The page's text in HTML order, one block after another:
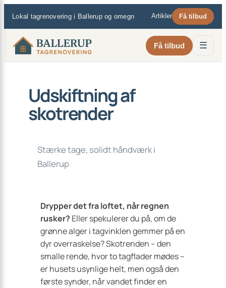
indhold
Lokal tagrenovering i Ballerup og omegn Artikler Få tilbud
Få tilbud ☰
Udskiftning af
skotrender
Stærke tage, solidt håndværk i
Ballerup
Drypper det fra loftet, når regnen
rusker? Eller spekulerer du på, om de
grønne alger i tagvinklen gemmer på en
dyr overraskelse? Skotrenden – den
smalle rende, hvor to tagflader mødes –
er husets usynlige helt, men også den
første synder, når vandet finder en